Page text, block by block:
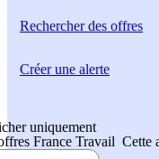
Rechercherdes offres
uniquement
France Travail Cette
Créer une alerte